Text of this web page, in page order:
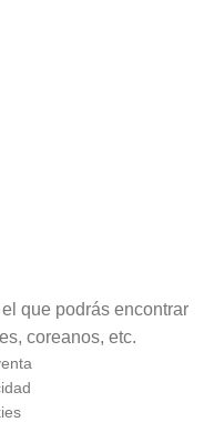
que podrás encontrar
coreanos, etc.